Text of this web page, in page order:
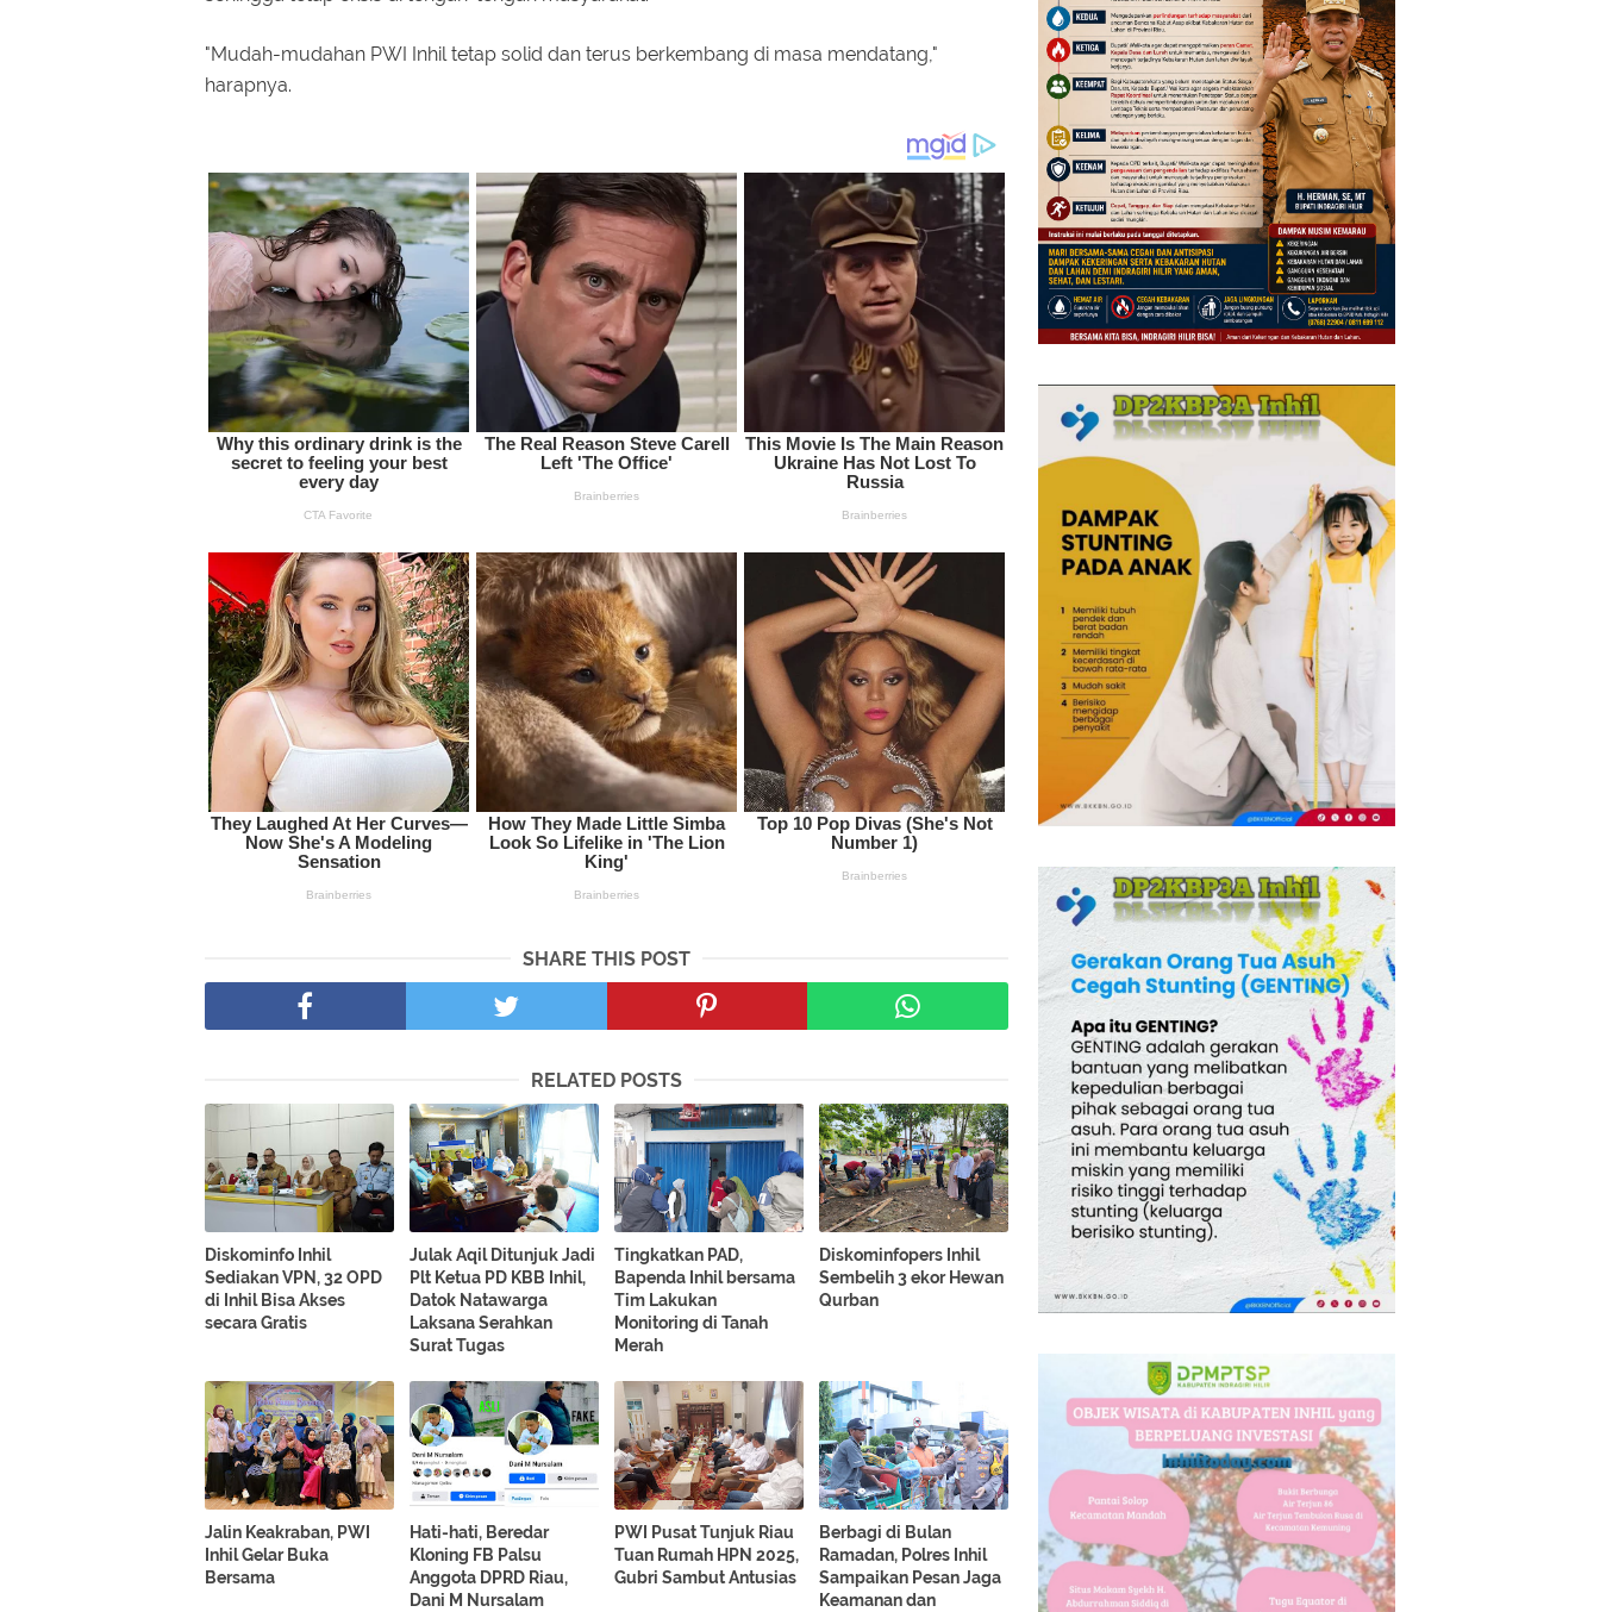
"Mudah-mudahan PWI Inhil tetap solid dan terus berkembang di masa mendatang,"
harapnya.
SHARE THIS POST
RELATED POSTS
Diskominfo Inhil
Sediakan VPN, 32 OPD
di Inhil Bisa Akses
secara Gratis
Julak Aqil Ditunjuk Jadi
Plt Ketua PD KBB Inhil,
Datok Natawarga
Laksana Serahkan
Surat Tugas
Tingkatkan PAD,
Bapenda Inhil bersama
Tim Lakukan
Monitoring di Tanah
Merah
Diskominfopers Inhil
Sembelih 3 ekor Hewan
Qurban
Jalin Keakraban, PWI
Inhil Gelar Buka
Bersama
Hati-hati, Beredar
Kloning FB Palsu
Anggota DPRD Riau,
Dani M Nursalam
PWI Pusat Tunjuk Riau
Tuan Rumah HPN 2025,
Gubri Sambut Antusias
Berbagi di Bulan
Ramadan, Polres Inhil
Sampaikan Pesan Jaga
Keamanan dan